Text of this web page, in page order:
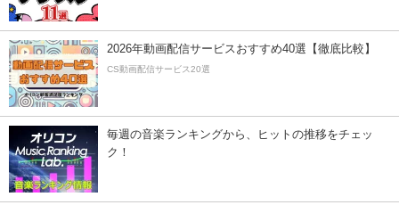
2026年動画配信サービスおすすめ40選【徹底比較】
CS動画配信サービス20選
毎週の音楽ランキングから、ヒットの推移をチェッ
ク！